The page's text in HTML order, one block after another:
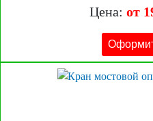
Цена:от